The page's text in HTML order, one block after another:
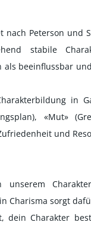
nach Peterson und
stabile
als beeinflussbar
in
«Mut»
und
unserem
Charisma sorgt
dein Charakter